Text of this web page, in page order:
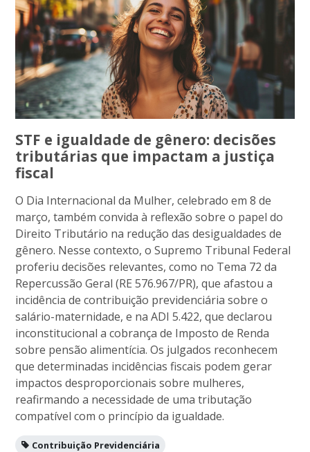
STF e igualdade de gênero: decisões
tributárias que impactam a justiça
fiscal
O Dia Internacional da Mulher, celebrado em 8 de
março, também convida à reflexão sobre o papel do
Direito Tributário na redução das desigualdades de
gênero. Nesse contexto, o Supremo Tribunal Federal
proferiu decisões relevantes, como no Tema 72 da
Repercussão Geral (RE 576.967/PR), que afastou a
incidência de contribuição previdenciária sobre o
salário-maternidade, e na ADI 5.422, que declarou
inconstitucional a cobrança de Imposto de Renda
sobre pensão alimentícia. Os julgados reconhecem
que determinadas incidências fiscais podem gerar
impactos desproporcionais sobre mulheres,
reafirmando a necessidade de uma tributação
compatível com o princípio da igualdade.
Contribuição Previdenciária